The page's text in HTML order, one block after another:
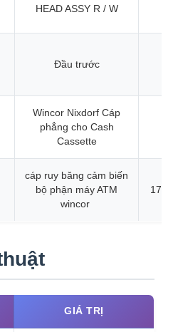
HEAD ASSY R / W
Đầu trước
Wincor Nixdorf Cáp
phẳng cho Cash
Cassette
cáp ruy băng cảm biến
bộ phận máy ATM
wincor
GIÁ TRỊ